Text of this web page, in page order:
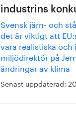
industrins
Svensk järn- och
det är viktigt att
vara realistiska
miljödirektör på
ändringar av klima
Senast uppdaterad: